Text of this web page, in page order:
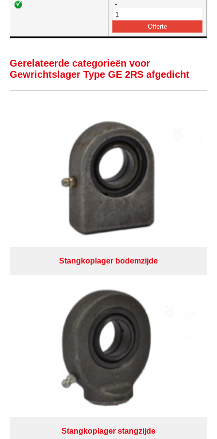
-
Gerelateerde categorieën voor
Gewrichtslager Type GE 2RS afgedicht
Stangkoplager bodemzijde
Stangkoplager stangzijde